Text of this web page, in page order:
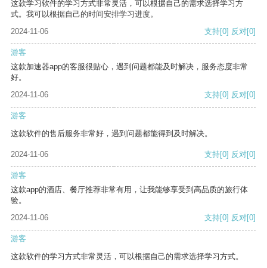
这款学习软件的学习方式非常灵活，可以根据自己的需求选择学习方
式。我可以根据自己的时间安排学习进度。
2024-11-06
支持[0] 反对[0]
游客
这款加速器app的客服很贴心，遇到问题都能及时解决，服务态度非常
好。
2024-11-06
支持[0] 反对[0]
游客
这款软件的售后服务非常好，遇到问题都能得到及时解决。
2024-11-06 支持[0] 反对[0]
游客
这款app的酒店、餐厅推荐非常有用，让我能够享受到高品质的旅行体
验。
2024-11-06
支持[0] 反对[0]
游客
这款软件的学习方式非常灵活，可以根据自己的需求选择学习方式。